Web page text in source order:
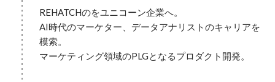
REHATCHのをユニコーン企業へ。
AI時代のマーケター、データアナリストのキャリアを
模索。
マーケティング領域のPLGとなるプロダクト開発。